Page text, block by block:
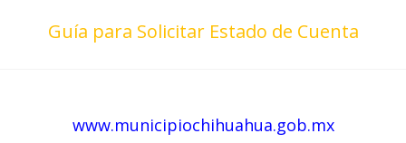
Guía para Solicitar Estado de Cuenta
www.municipiochihuahua.gob.mx